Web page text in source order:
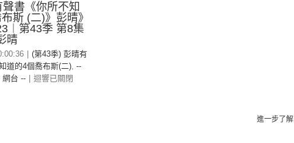
聲書《你所不知
斯 (二)》彭晴》
第43季 第8集
晴
(第43季) 彭晴有
道的4個喬布斯(二), --
網台 -- 迴響已關閉
進一步了解